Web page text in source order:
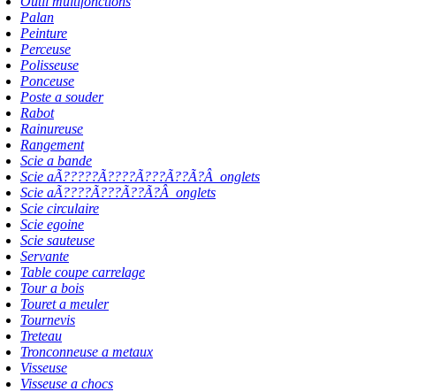
Palan
Peinture
Perceuse
Polisseuse
Ponceuse
Poste a souder
Rabot
Rainureuse
Rangement
Scie a bande
Scie aÃ?????Ã????Ã???Ã??Ã?Â onglets
Scie aÃ????Ã???Ã??Ã?Â onglets
Scie circulaire
Scie egoine
Scie sauteuse
Servante
Table coupe carrelage
Tour a bois
Touret a meuler
Tournevis
Treteau
Tronconneuse a metaux
Visseuse
Visseuse a chocs